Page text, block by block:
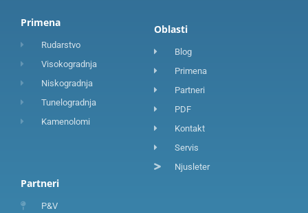
Primena
Rudarstvo
Visokogradnja
Niskogradnja
Tunelogradnja
Kamenolomi
Oblasti
Blog
Primena
Partneri
PDF
Kontakt
Servis
Njusleter
Partneri
P&V